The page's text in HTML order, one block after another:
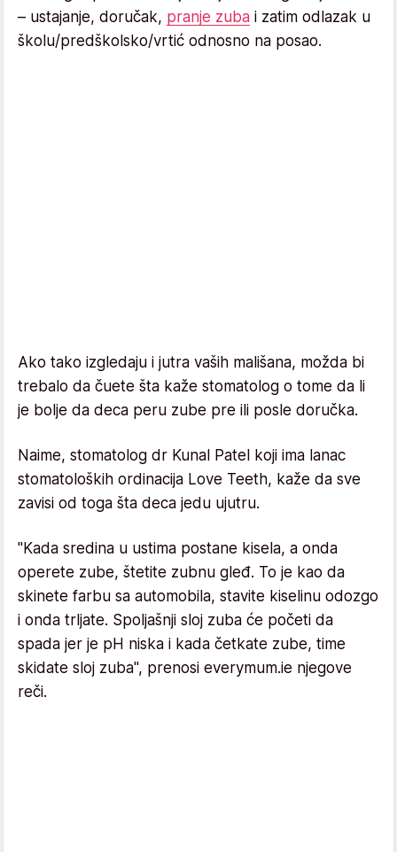
– ustajanje, doručak, pranje zuba i zatim odlazak u
školu/predškolsko/vrtić odnosno na posao.
Ako tako izgledaju i jutra vaših mališana, možda bi
trebalo da čuete šta kaže stomatolog o tome da li
je bolje da deca peru zube pre ili posle doručka.
Naime, stomatolog dr Kunal Patel koji ima lanac
stomatoloških ordinacija Love Teeth, kaže da sve
zavisi od toga šta deca jedu ujutru.
"Kada sredina u ustima postane kisela, a onda
operete zube, štetite zubnu gleđ. To je kao da
skinete farbu sa automobila, stavite kiselinu odozgo
i onda trljate. Spoljašnji sloj zuba će početi da
spada jer je pH niska i kada četkate zube, time
skidate sloj zuba", prenosi everymum.ie njegove
reči.